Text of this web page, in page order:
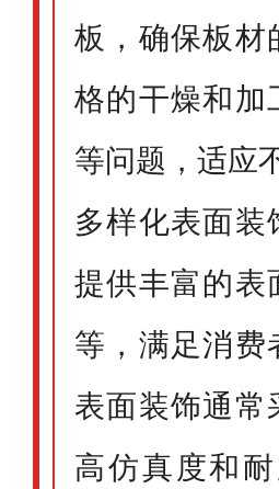
板，确保板材
格的干燥和加
等问题，适应
多样化表面装
提供丰富的表
等，满足消费
表面装饰通常
高仿真度和